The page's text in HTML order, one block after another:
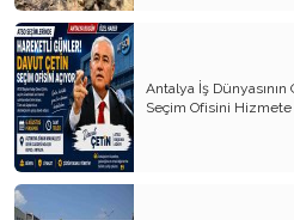
Çok Para, Çok Bela
Geçen Yıldan Akılda Kalanlar
Yeni Yıl Duam
Çağımızın Hastalığı Madde
Yürek Burkan İsyanlarım
Antalya İş Dünyasının
Seçim Ofisini Hizmete